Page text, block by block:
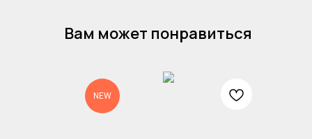
Вам может понравиться
NEW